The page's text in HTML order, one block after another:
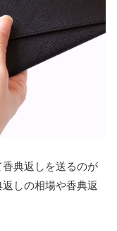
典返しを送るのが
しの相場や香典返